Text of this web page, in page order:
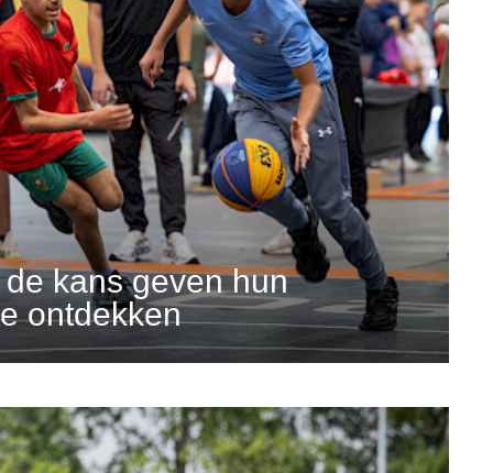
kans geven hun
ontdekken